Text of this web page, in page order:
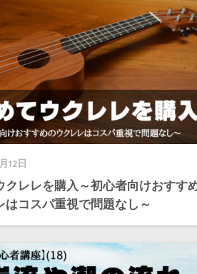
12日
クレレを購入～初心者向けおすす
はコスパ重視で問題なし～